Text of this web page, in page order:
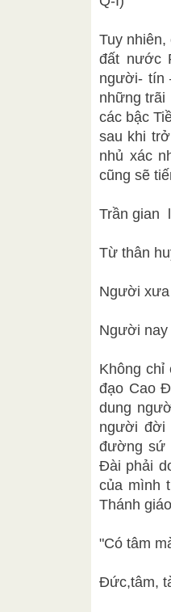
Tuy
đất nước
người- tín
những trãi
các bậc
sau khi
nhủ xác
cũng sẽ
Trần gian
Từ thân
Người xưa
Người nay
Không
đạo Cao
dung
người đời
đường sứ
Đài phải
của mình
Thánh
"Có tâm
Đức,tâm,